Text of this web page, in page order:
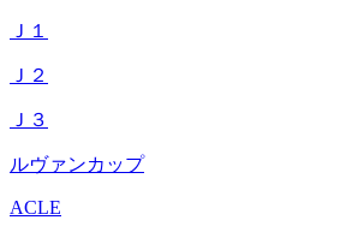
Ｊ１
Ｊ２
Ｊ３
ルヴァンカップ
ACLE